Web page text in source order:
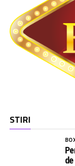
STIRI